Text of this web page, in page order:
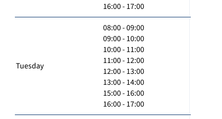
16:00 - 17:00
Tuesday
08:00 - 09:00
09:00 - 10:00
10:00 - 11:00
11:00 - 12:00
12:00 - 13:00
13:00 - 14:00
15:00 - 16:00
16:00 - 17:00